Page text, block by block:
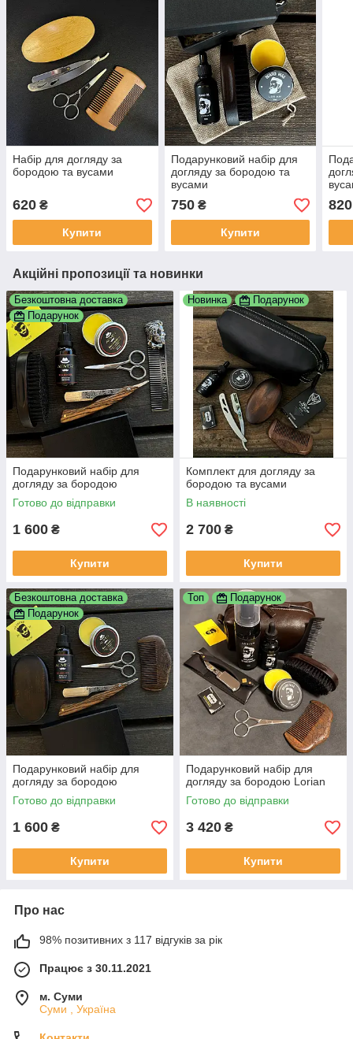
Набір для догляду за
бородою та вусами
620 ₴
Купити
Подарунковий набір для
догляду за бородою та
вусами
750₴
Купити
820
Акційні пропозиції та новинки
Безкоштовна доставка
Подарунок
Подарунковий набір для
догляду за бородою
Готово до відправки
1 600 ₴
Купити
Новинка Подарунок
Комплект для догляду за
бородою та вусами
В наявності
2 700 ₴
Купити
Безкоштовна доставка
Подарунок
Подарунковий набір для
догляду за бородою
Готово до відправки
1 600 ₴
Купити
Топ Подарунок
Подарунковий набір для
догляду за бородою Lorian
Готово до відправки
3 420 ₴
Купити
Про нас
98% позитивних з 117 відгуків за рік
Працює з 30.11.2021
м. Суми
Суми , Україна